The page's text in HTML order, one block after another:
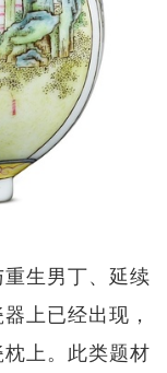
生男丁、延续
上已经出现，
上。此类题材